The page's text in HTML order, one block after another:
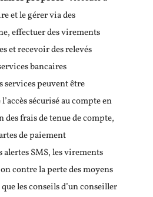
et le gérer via des
effectuer des virements
et recevoir des relevés
bancaires
services peuvent être
sécurisé au compte en
des frais de tenue de compte,
de paiement
SMS, les virements
contre la perte des moyens
les conseils d’un conseiller